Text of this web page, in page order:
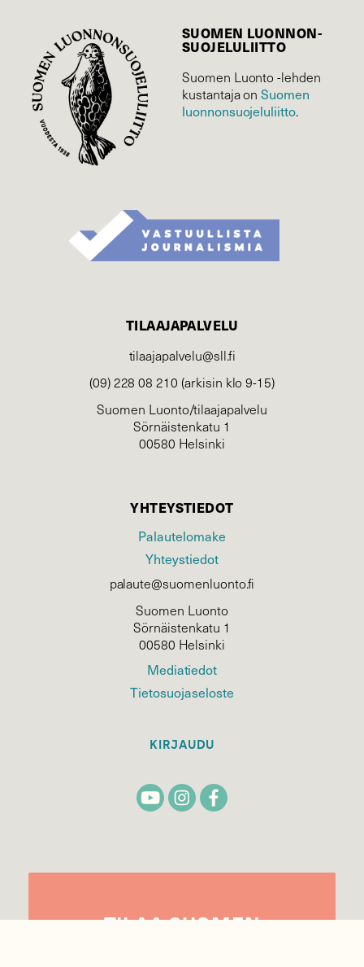
SUOMEN LUONNON­
SUOJELU­LIITTO
Suomen Luonto -lehden
kustantaja onSuomen
luonnonsuojelu­liitto.
TILAAJAPALVELU
tilaajapalvelu@sll.fi
(09) 228 08 210 (arkisin klo 9-15)
Suomen Luonto/tilaajapalvelu
Sörnäistenkatu 1
00580 Helsinki
YHTEYSTIEDOT
Palautelomake
Yhteystiedot
palaute@suomenluonto.fi
Suomen Luonto
Sörnäistenkatu 1
00580 Helsinki
Mediatiedot
Tietosuojaseloste
KIRJAUDU
TILAASUOMEN